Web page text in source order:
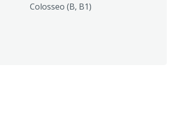
Colosseo (B, B1)